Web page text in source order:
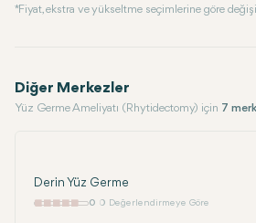
* Fiyat, ekstra ve yükseltme seçimlerine göre
Diğer Merkezler
Yüz Germe Ameliyatı (Rhytidectomy) için 7
Derin Yüz Germe
0 0 Değerlendirmeye Göre